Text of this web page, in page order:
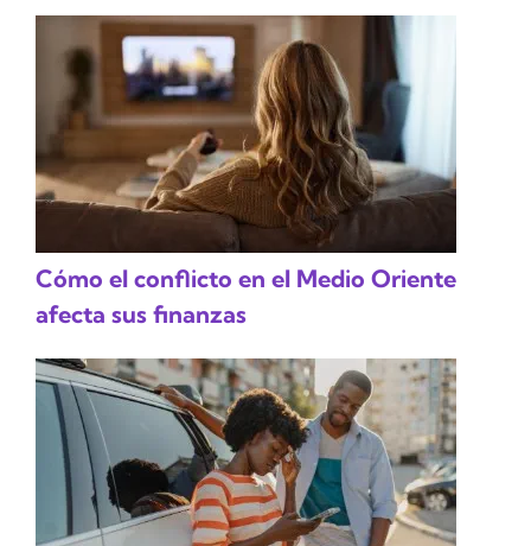
Cómo el conflicto en el Medio Oriente
afecta sus finanzas